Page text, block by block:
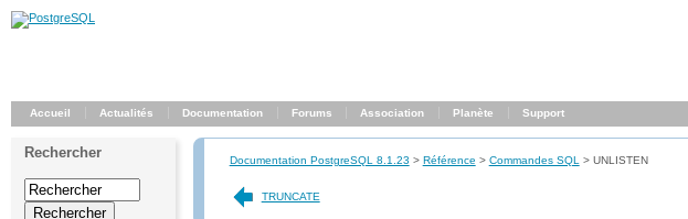
Accueil Actualités Documentation Forums Association Planète Support
Rechercher Documentation PostgreSQL 8.1.23 > Référence > Commandes SQL > UNLISTEN
TRUNCATE